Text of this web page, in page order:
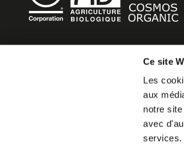
Ce site
Les
aux
notre
avec
BECOME MOB
MOB HOTEL is growing into a
If you want to create your own
just write to us and tell us about